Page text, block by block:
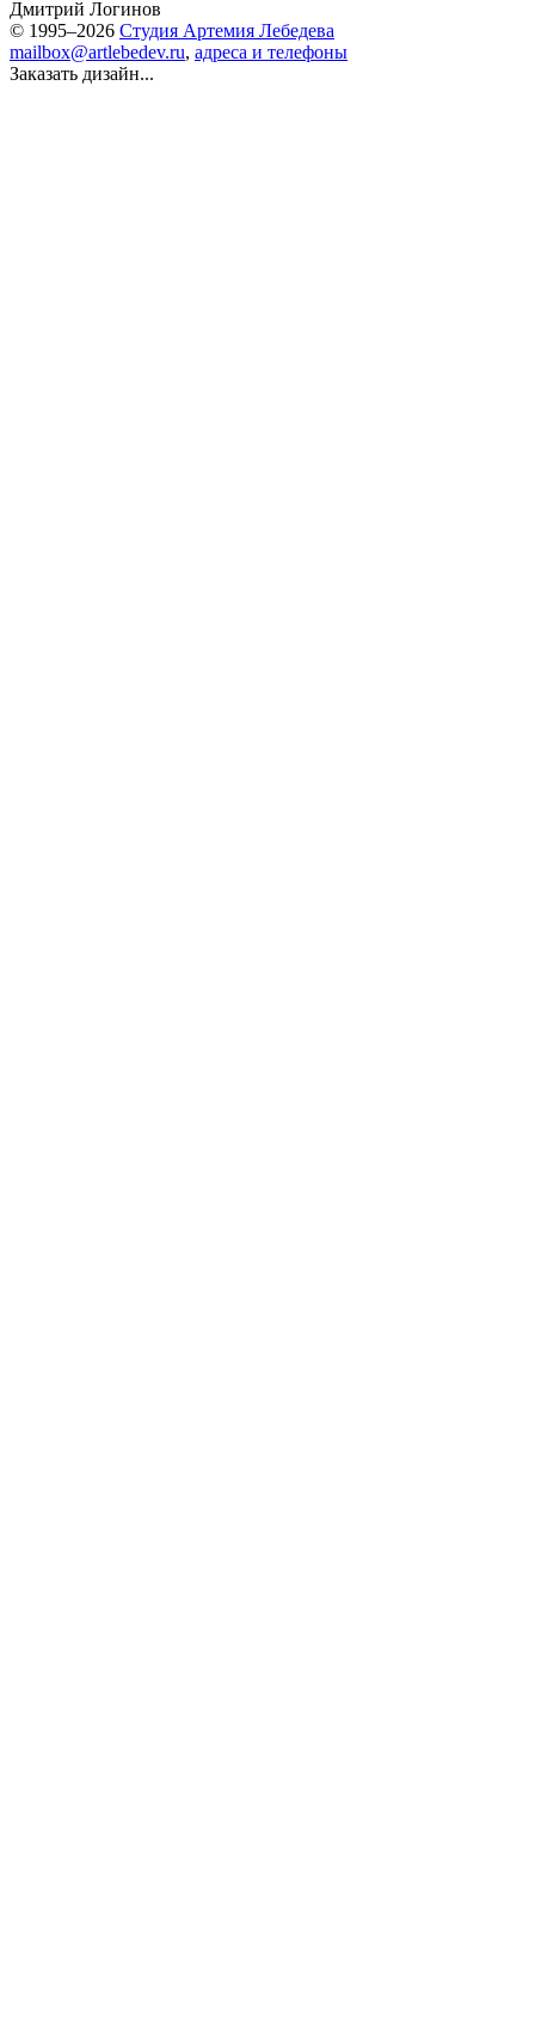
Дмитрий Логинов
© 1995–2026 Студия Артемия Лебедева
mailbox@artlebedev.ru, адреса и телефоны
Заказать дизайн...